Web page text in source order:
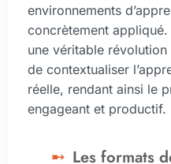
environnements
concrètement
une véritable
de contextualiser
réelle, rendant ainsi le
engageant et productif.
Les formats